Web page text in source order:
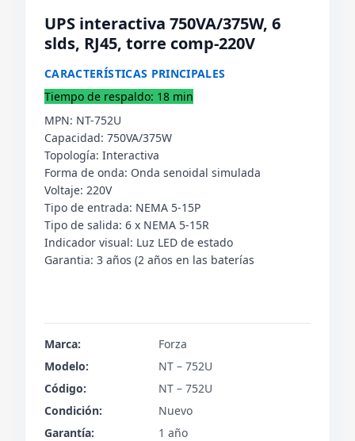
UPS interactiva 750VA/375W, 6
slds, RJ45, torre comp-220V
CARACTERÍSTICAS PRINCIPALES
Tiempo de respaldo: 18 min
MPN: NT-752U
Capacidad: 750VA/375W
Topología: Interactiva
Forma de onda: Onda senoidal simulada
Voltaje: 220V
Tipo de entrada: NEMA 5-15P
Tipo de salida: 6 x NEMA 5-15R
Indicador visual: Luz LED de estado
Garantia: 3 años (2 años en las baterías
Marca:
Forza
Modelo:
NT – 752U
Código:
NT – 752U
Condición:
Nuevo
Garantía:
1 año